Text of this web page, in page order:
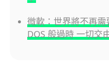
微軟：世界將不再
DOS 般過時 一切交